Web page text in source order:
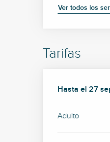
Ver todos los
Tarifas
Desde 20
Hasta el 27
Adulto